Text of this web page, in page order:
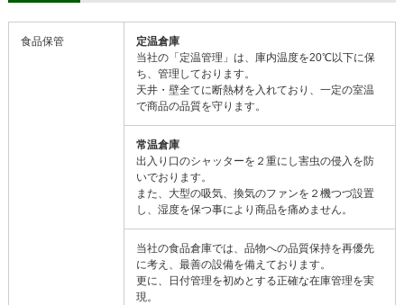
食品保管
定温倉庫
当社の「定温管理」は、庫内温度を20℃以下に保
ち、管理しております。
天井・壁全てに断熱材を入れており、一定の室温
で商品の品質を守ります。
常温倉庫
出入り口のシャッターを２重にし害虫の侵入を防
いでおります。
また、大型の吸気、換気のファンを２機つづ設置
し、湿度を保つ事により商品を痛めません。
当社の食品倉庫では、品物への品質保持を再優先
に考え、最善の設備を備えております。
更に、日付管理を初めとする正確な在庫管理を実
現。